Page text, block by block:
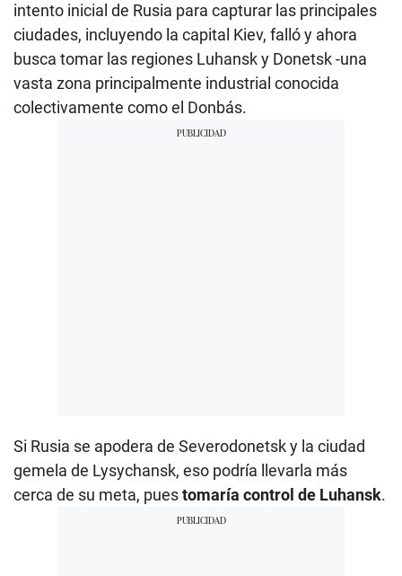
intento inicial de Rusia para capturar las principales
ciudades, incluyendo la capital Kiev, falló y ahora
busca tomar las regiones Luhansk y Donetsk -una
vasta zona principalmente industrial conocida
colectivamente como el Donbás.
Si Rusia se apodera de Severodonetsk y la ciudad
gemela de Lysychansk, eso podría llevarla más
cerca de su meta, puestomaría control de Luhansk.